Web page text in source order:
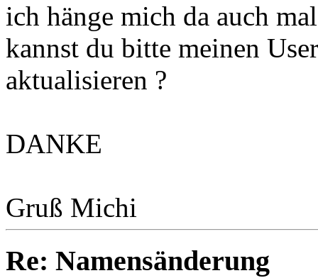
ich hänge mich da auch
kannst du bitte meinen
aktualisieren ?
DANKE
Gruß Michi
Re: Namensänderung